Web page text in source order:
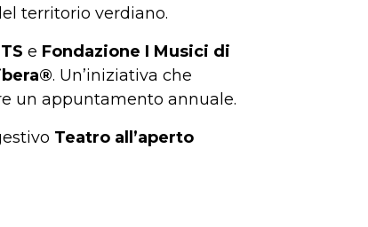
territorio verdiano.
e Fondazione I Musici di
. Un’iniziativa che
un appuntamento annuale.
Teatro all’aperto